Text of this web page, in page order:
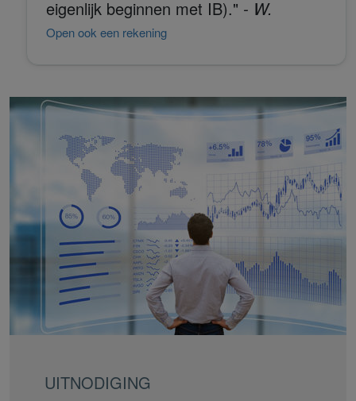
eigenlijk beginnen met IB)." - W.
Open ook een rekening
UITNODIGING